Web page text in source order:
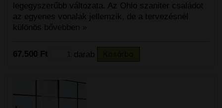
legegyszerűbb változata. Az Ohio szaniter családot
az egyenes vonalak jellemzik, de a tervezésnél
különös bővebben »
67.500 Ft darab